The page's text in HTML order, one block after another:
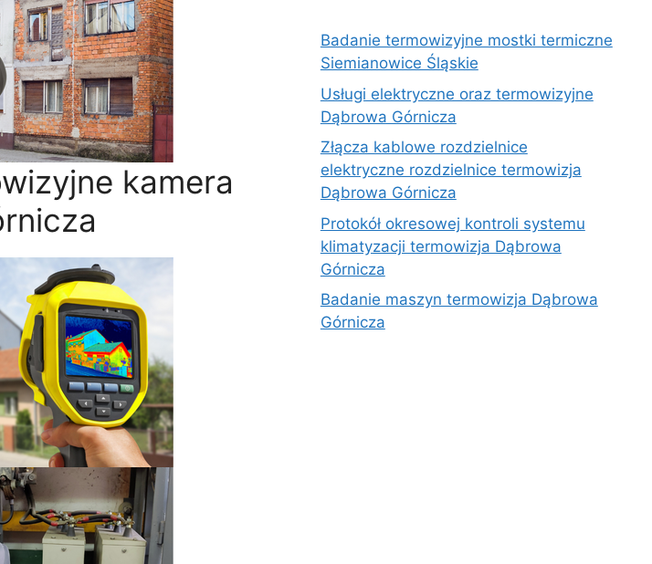
kamera
Badanie termowizyjne mostki termiczne
Siemianowice Śląskie
Usługi elektryczne oraz termowizyjne
Dąbrowa Górnicza
Złącza kablowe rozdzielnice
elektryczne rozdzielnice termowizja
Dąbrowa Górnicza
Protokół okresowej kontroli systemu
klimatyzacji termowizja Dąbrowa
Górnicza
Badanie maszyn termowizja Dąbrowa
Górnicza